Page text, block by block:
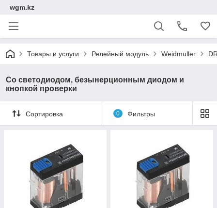
wgm.kz
Товары и услуги Релейный модуль Weidmuller
Со светодиодом, безынерционным диодом и
кнопкой проверки
Сортировка 0 Фильтры